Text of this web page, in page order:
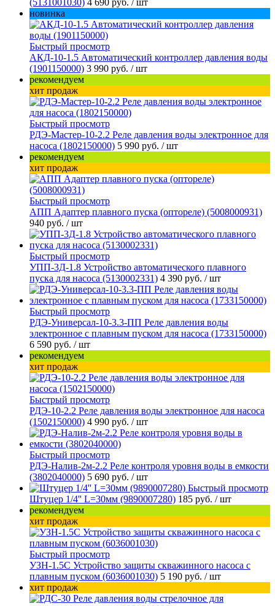
новинка
Быстрый просмотр
АКД-10-1.5 Автоматический контроллер давления воды
(1901150000) 3 990 руб. / шт
рекомендуем
хит продаж
Быстрый просмотр
РДЭ-Мастер-10-2.2 Реле давления воды электронное для
насоса (1802150000) 5 990 руб. / шт
рекомендуем
хит продаж
Быстрый просмотр
АПП Адаптер плавного пуска (оптореле) (5008000931)
940 руб. / шт
Быстрый просмотр
УПП-3Д-1.8 Устройство автоматического плавного
пуска для насоса (5130002331) 4 390 руб. / шт
Быстрый просмотр
РДЭ-Универсал-10-3.3-ПП Реле давления воды
электронное с плавным пуском для насоса (1733150000)
6 590 руб. / шт
рекомендуем
хит продаж
Быстрый просмотр
РДЭ-10-2.2 Реле давления воды электронное для насоса
(1502150000) 4 990 руб. / шт
Быстрый просмотр
РДЭ-Налив-2м-2.2 Реле контроля уровня воды в емкости
(3802040000) 5 690 руб. / шт
Быстрый просмотр
Штуцер 1/4'' L=30мм (9890007280) 185 руб. / шт
рекомендуем
хит продаж
Быстрый просмотр
УЗН-1.5С Устройство защиты скважинного насоса с
плавным пуском (6036001030) 5 190 руб. / шт
хит продаж